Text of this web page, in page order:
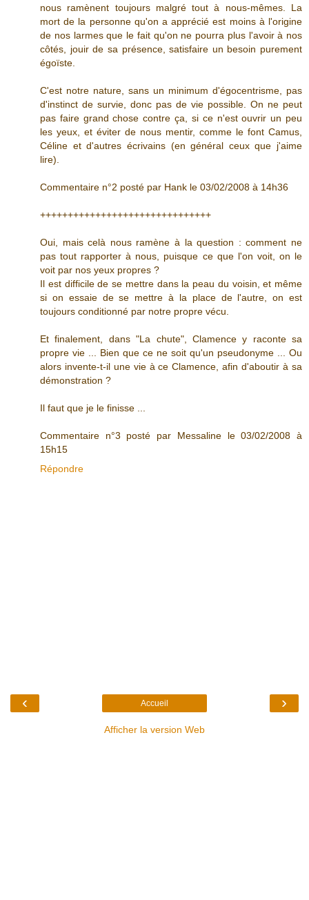
nous ramènent toujours malgré tout à nous-mêmes. La
mort de la personne qu'on a apprécié est moins à l'origine
de nos larmes que le fait qu'on ne pourra plus l'avoir à nos
côtés, jouir de sa présence, satisfaire un besoin purement
égoïste.
C'est notre nature, sans un minimum d'égocentrisme, pas
d'instinct de survie, donc pas de vie possible. On ne peut
pas faire grand chose contre ça, si ce n'est ouvrir un peu
les yeux, et éviter de nous mentir, comme le font Camus,
Céline et d'autres écrivains (en général ceux que j'aime
lire).
Commentaire n°2 posté par Hank le 03/02/2008 à 14h36
+++++++++++++++++++++++++++++++
Oui, mais celà nous ramène à la question : comment ne
pas tout rapporter à nous, puisque ce que l'on voit, on le
voit par nos yeux propres ?
Il est difficile de se mettre dans la peau du voisin, et même
si on essaie de se mettre à la place de l'autre, on est
toujours conditionné par notre propre vécu.
Et finalement, dans "La chute", Clamence y raconte sa
propre vie ... Bien que ce ne soit qu'un pseudonyme ... Ou
alors invente-t-il une vie à ce Clamence, afin d'aboutir à sa
démonstration ?
Il faut que je le finisse ...
Commentaire n°3 posté par Messaline le 03/02/2008 à
15h15
Répondre
‹ ›
Accueil
Afficher la version Web